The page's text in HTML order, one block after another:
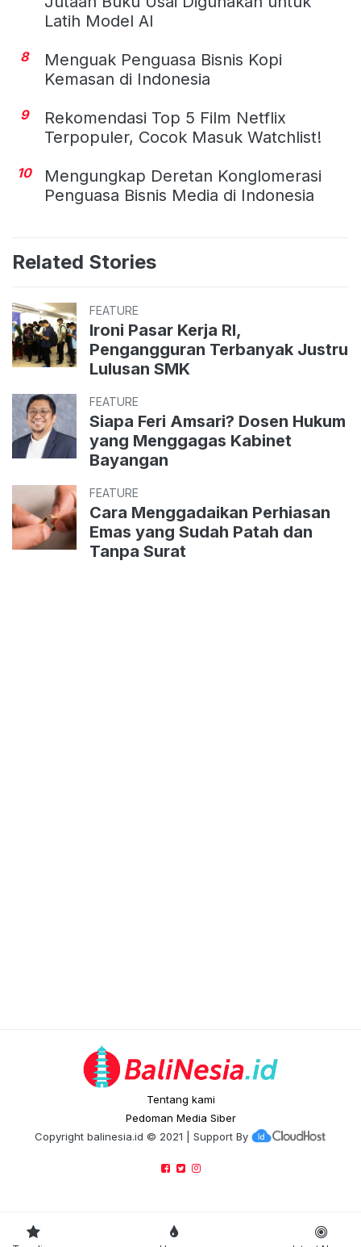
Latih Model AI
8
Menguak Penguasa Bisnis Kopi
Kemasan di Indonesia
9
Rekomendasi Top 5 Film Netflix
Terpopuler, Cocok Masuk Watchlist!
10
Mengungkap Deretan Konglomerasi
Penguasa Bisnis Media di Indonesia
Related Stories
FEATURE
Ironi Pasar Kerja RI,
Pengangguran Terbanyak Justru
Lulusan SMK
FEATURE
Siapa Feri Amsari? Dosen Hukum
yang Menggagas Kabinet
Bayangan
FEATURE
Cara Menggadaikan Perhiasan
Emas yang Sudah Patah dan
Tanpa Surat
Tentang kami
Pedoman Media Siber
Copyright balinesia.id © 2021 | Support By